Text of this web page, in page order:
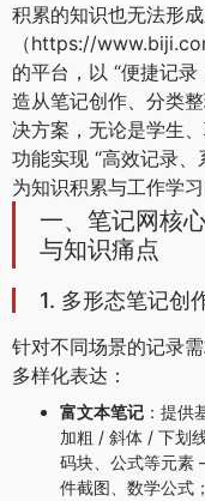
积累的知识也无法形
（https://
的平台，以 “便捷记
造从笔记创作、分类
决方案，无论是学生
功能实现 “高效记录
为知识积累与工作学习
一、笔记网核
与知识痛点
1. 多形态笔记创
针对不同场景的记录
多样化表达：
富文本笔记 ：提供
加粗 / 斜体 / 下划
码块、公式等元
件截图、数学公式